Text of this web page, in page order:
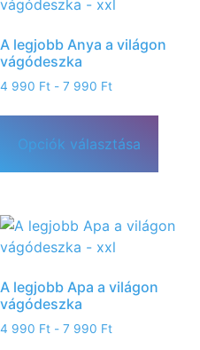
A legjobb Anya a világon
vágódeszka
4 990 Ft - 7 990 Ft
Opciók választása
A legjobb Apa a világon
vágódeszka
4 990 Ft - 7 990 Ft